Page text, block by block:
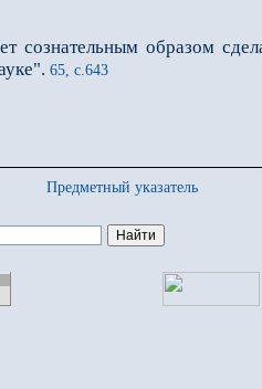
сознательным образом
65, с.643
Предметный указатель